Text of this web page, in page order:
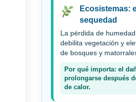
Ecosistemas:
sequedad
La pérdida de
debilita vegetación y
de bosques y
Por qué importa: el
prolongarse después
de calor.